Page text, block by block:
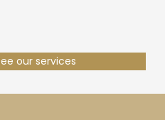
our services